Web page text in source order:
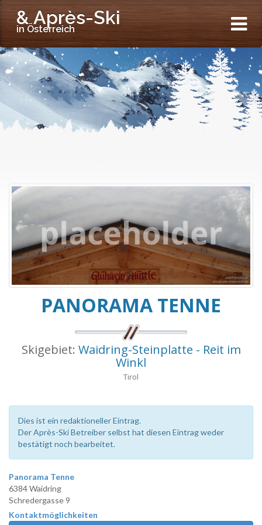
& Après-Ski
in Österreich
PANORAMA TENNE
Skigebiet: Waidring-Steinplatte - Reit im
Winkl
Tirol
Dies ist ein redaktioneller Eintrag.
Der Après-Ski Betreiber selbst hat diesen Eintrag weder
bestätigt noch bearbeitet.
Panorama Tenne
6384 Waidring
Schredergasse 9
Kontaktmöglichkeiten